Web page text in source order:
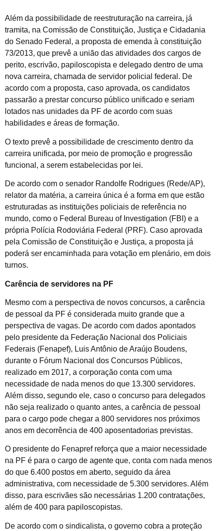
Além da possibilidade de reestruturação na carreira, já
tramita, na Comissão de Constituição, Justiça e Cidadania
do Senado Federal, a proposta de emenda à constituição
73/2013, que prevê a união das atividades dos cargos de
perito, escrivão, papiloscopista e delegado dentro de uma
nova carreira, chamada de servidor policial federal. De
acordo com a proposta, caso aprovada, os candidatos
passarão a prestar concurso público unificado e seriam
lotados nas unidades da PF de acordo com suas
habilidades e áreas de formação.
O texto prevê a possibilidade de crescimento dentro da
carreira unificada, por meio de promoção e progressão
funcional, a serem estabelecidas por lei.
De acordo com o senador Randolfe Rodrigues (Rede/AP),
relator da matéria, a carreira única é a forma em que estão
estruturadas as instituições policiais de referência no
mundo, como o Federal Bureau of Investigation (FBI) e a
própria Polícia Rodoviária Federal (PRF). Caso aprovada
pela Comissão de Constituição e Justiça, a proposta já
poderá ser encaminhada para votação em plenário, em dois
turnos.
Carência de servidores na PF
Mesmo com a perspectiva de novos concursos, a carência
de pessoal da PF é considerada muito grande que a
perspectiva de vagas. De acordo com dados apontados
pelo presidente da Federação Nacional dos Policiais
Federais (Fenapef), Luis Antônio de Araújo Boudens,
durante o Fórum Nacional dos Concursos Públicos,
realizado em 2017, a corporação conta com uma
necessidade de nada menos do que 13.300 servidores.
Além disso, segundo ele, caso o concurso para delegados
não seja realizado o quanto antes, a carência de pessoal
para o cargo pode chegar a 800 servidores nos próximos
anos em decorrência de 400 aposentadorias previstas.
O presidente do Fenapref reforça que a maior necessidade
na PF é para o cargo de agente que, conta com nada menos
do que 6.400 postos em aberto, seguido da área
administrativa, com necessidade de 5.300 servidores. Além
disso, para escrivães são necessárias 1.200 contratações,
além de 400 para papiloscopistas.
De acordo com o sindicalista, o governo cobra a proteção